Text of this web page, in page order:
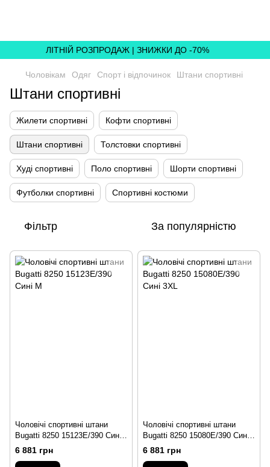
ЛІТНІЙ РОЗПРОДАЖ | ЗНИЖКИ ДО -70%
Чоловікам Одяг Спорт і відпочинок Штани спортивні
Штани спортивні
Жилети спортивні Кофти спортивні
Штани спортивні Толстовки спортивні
Худі спортивні Поло спортивні Шорти спортивні
Футболки спортивні Спортивні костюми
Фільтр За популярністю
Чоловічі спортивні штани
Bugatti 8250 15123E/390 Сині
M
6 881 грн
Чоловічі спортивні штани
Bugatti 8250 15080E/390 Сині
3XL
6 881 грн